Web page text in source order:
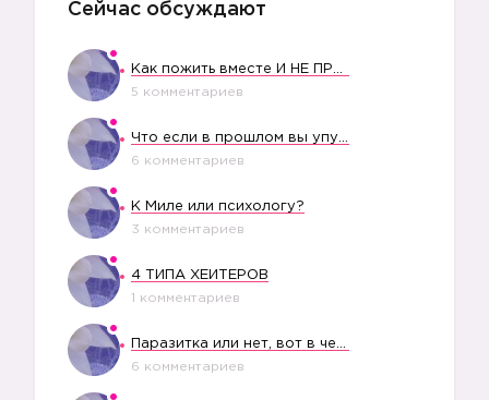
Сейчас обсуждают
5 комментариев
6 комментариев
К Миле или психологу?
3 комментариев
4 ТИПА ХЕЙТЕРОВ
1 комментариев
6 комментариев